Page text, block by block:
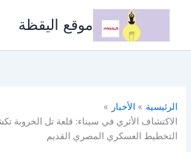
تخطي
موقع اليقظة
الرئيسية
الأخبار
الاكتشاف الأثري في سيناء: قلعة تل
التخطيط العسكري المصري القديم